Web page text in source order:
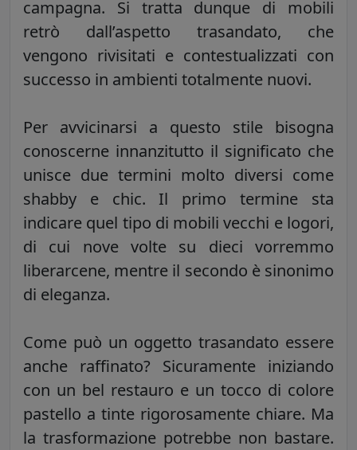
campagna. Si tratta dunque di mobili
retrò dall’aspetto trasandato, che
vengono rivisitati e contestualizzati con
successo in ambienti totalmente nuovi.
Per avvicinarsi a questo stile bisogna
conoscerne innanzitutto il significato che
unisce due termini molto diversi come
shabby e chic. Il primo termine sta
indicare quel tipo di mobili vecchi e logori,
di cui nove volte su dieci vorremmo
liberarcene, mentre il secondo è sinonimo
di eleganza.
Come può un oggetto trasandato essere
anche raffinato? Sicuramente iniziando
con un bel restauro e un tocco di colore
pastello a tinte rigorosamente chiare. Ma
la trasformazione potrebbe non bastare.